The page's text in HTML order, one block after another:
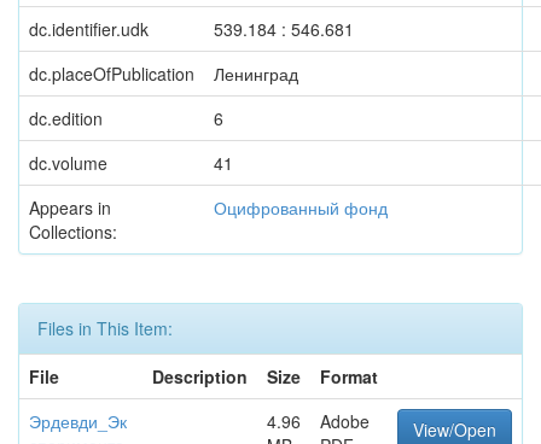
dc.identifier.udk
539.184 : 546.681
dc.placeOfPublication
Ленинград
dc.edition
6
dc.volume
41
Appears in
Collections:
Оцифрованный фонд
Files in This Item:
File
Description Size
Format
Эрдевди_Эк
4.96
Adobe
View/Open